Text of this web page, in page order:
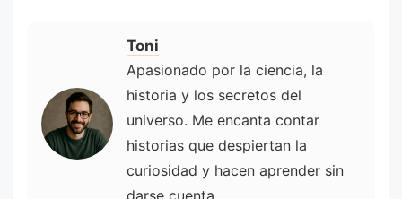
Toni
Apasionado por la ciencia, la
historia y los secretos del
universo. Me encanta contar
historias que despiertan la
curiosidad y hacen aprender sin
darse cuenta.